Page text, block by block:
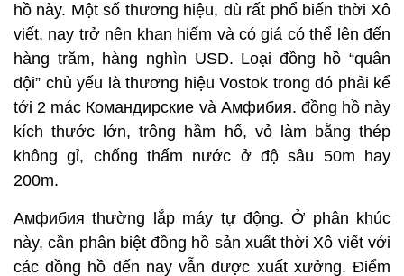
hồ này. Một số thương hiệu, dù rất phổ biến thời Xô
viết, nay trở nên khan hiếm và có giá có thể lên đến
hàng trăm, hàng nghìn USD. Loại đồng hồ “quân
đội” chủ yếu là thương hiệu Vostok trong đó phải kể
tới 2 mác Командирские và Амфибия. đồng hồ này
kích thước lớn, trông hầm hố, vỏ làm bằng thép
không gỉ, chống thấm nước ở độ sâu 50m hay
200m.
Амфибия thường lắp máy tự động. Ở phân khúc
này, cần phân biệt đồng hồ sản xuất thời Xô viết với
các đồng hồ đến nay vẫn được xuất xưởng. Điểm